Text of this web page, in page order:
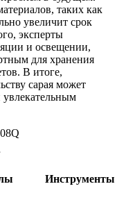
таких как
увеличит срок
эксперты
и освещении,
для хранения
В итоге,
сарая может
увлекательным
Инструменты